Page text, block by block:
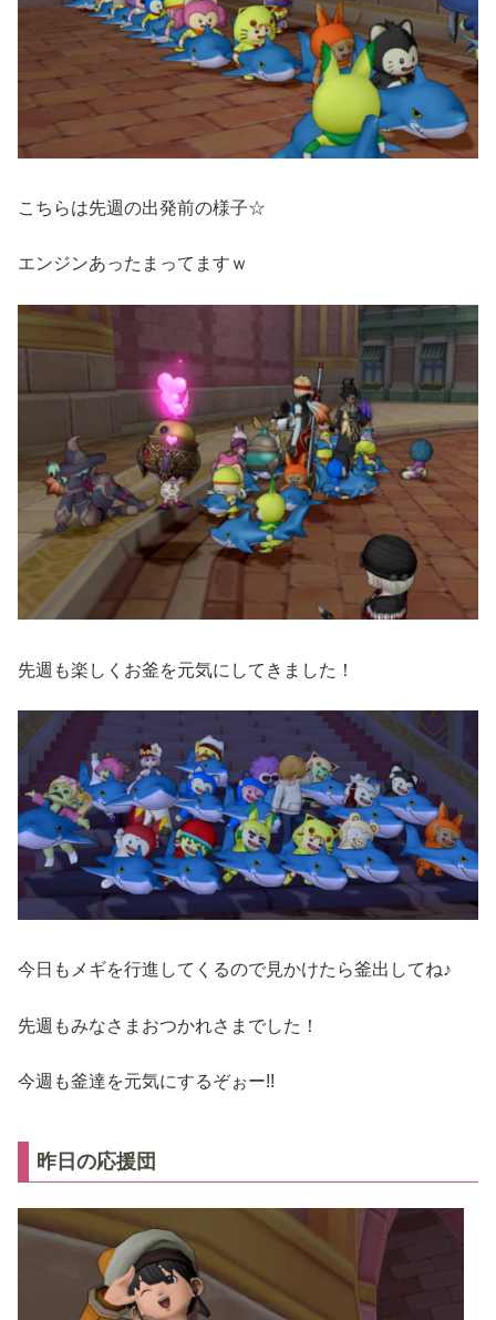
こちらは先週の出発前の様子☆
エンジンあったまってますｗ
先週も楽しくお釜を元気にしてきました！
今日もメギを行進してくるので見かけたら釜出してね♪
先週もみなさまおつかれさまでした！
今週も釜達を元気にするぞぉー!!
昨日の応援団